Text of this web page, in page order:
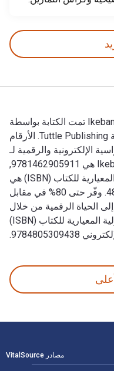
Ikebana: The Art of Arranging Flowers تمت الكتابة بواسطة
Shozo Sato وتم النشر بواسطة Tuttle Publishing. الأرقام
الإلكترونية والرقمية لـ
Ikebana: The Art of Arranging Flowers هي 9781462905911,
1462905919 و الأرقام الدولية المعيارية للكتاب (ISBN) هي
9784805312667, 4805312661. وفّر حتى 80% في مقابل
الحياة الرقمية من خلال
VitalSource. تشمل الأرقام الدولية المعيارية للكتاب (ISBN)
مصادر VitalSource